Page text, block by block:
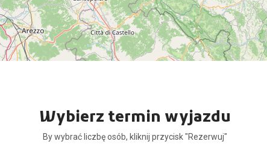
Wybierz termin wyjazdu
By wybrać liczbę osób, kliknij przycisk "Rezerwuj"